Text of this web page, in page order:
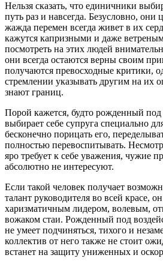
Нельзя сказать, что единичники
путь раз и навсегда. Безусловно, они
жажда перемен всегда живет в их
кажутся капризными и даже
посмотреть на этих людей
они всегда остаются верны своим
получаются превосходные критики,
стремлении указывать другим на их
знают границ.
Порой кажется, будто рожденный
выбирает себе супруга специально
бесконечно порицать его,
полностью перевоспитывать.
яро требует к себе уважения, чужие
абсолютно не интересуют.
Если такой человек получает
талант руководителя во всей красе,
харизматичным лидером, волевым,
вожаком стаи. Рожденный под
не умеет подчиняться, тихого и
коллектив от него также не стоит
встанет на защиту униженных и